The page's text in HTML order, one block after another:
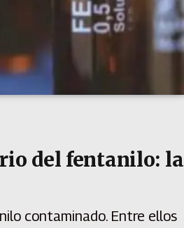
del fentanilo: la
contaminado. Entre ellos